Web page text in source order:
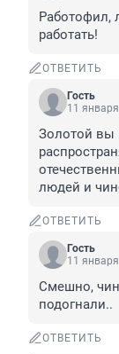
Работофил,
работать!
ОТВЕТИТЬ
Гость
11
Золотой вы
людей и
ОТВЕТИТЬ
Гость
11
Смешно,
подогнали..
ОТВЕТИТЬ